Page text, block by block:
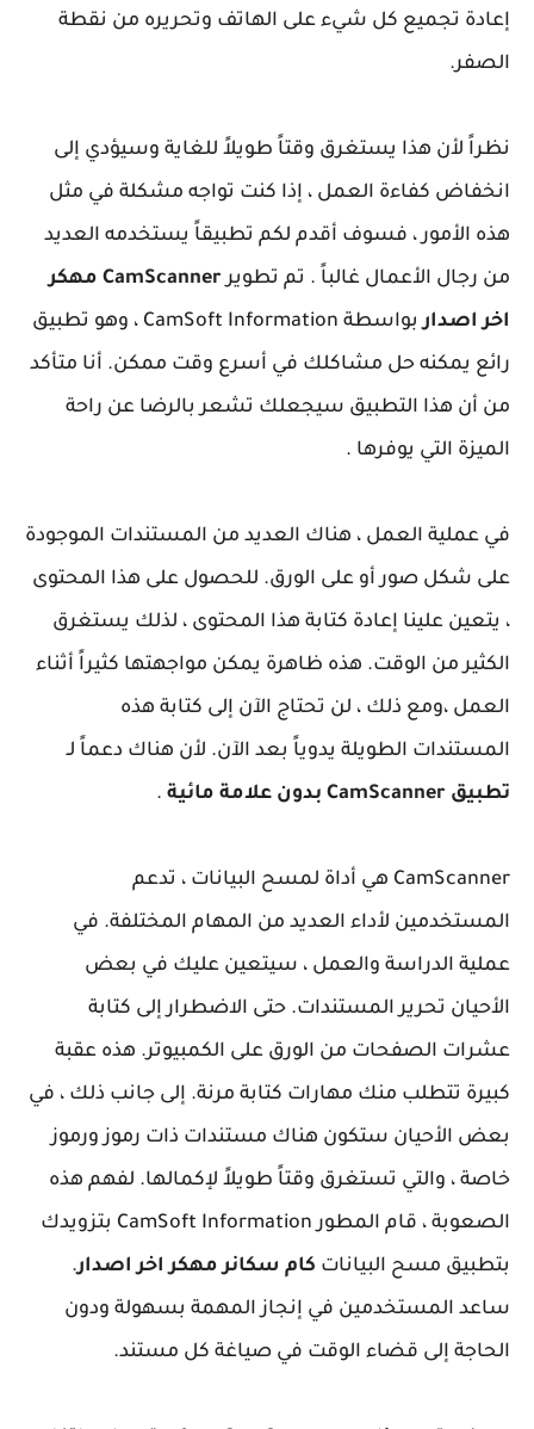
إعادة تجميع كل شيء على الهاتف وتحريره من نقطة
الصفر.
نظراً لأن هذا يستغرق وقتاً طويلاً للغاية وسيؤدي إلى
انخفاض كفاءة العمل ، إذا كنت تواجه مشكلة في مثل
هذه الأمور ، فسوف أقدم لكم تطبيقاً يستخدمه العديد
من رجال الأعمال غالباً . تم تطوير
CamScanner مهكر
اخر اصدار
بواسطة CamSoft Information ، وهو تطبيق
رائع يمكنه حل مشاكلك في أسرع وقت ممكن. أنا متأكد
من أن هذا التطبيق سيجعلك تشعر بالرضا عن راحة
الميزة التي يوفرها .
في عملية العمل ، هناك العديد من المستندات الموجودة
على شكل صور أو على الورق. للحصول على هذا المحتوى
، يتعين علينا إعادة كتابة هذا المحتوى ، لذلك يستغرق
الكثير من الوقت. هذه ظاهرة يمكن مواجهتها كثيراً أثناء
العمل ،ومع ذلك ، لن تحتاج الآن إلى كتابة هذه
المستندات الطويلة يدوياً بعد الآن. لأن هناك دعماً لـ
تطبيق CamScanner بدون علامة مائية
.
CamScanner هي أداة لمسح البيانات ، تدعم
المستخدمين لأداء العديد من المهام المختلفة. في
عملية الدراسة والعمل ، سيتعين عليك في بعض
الأحيان تحرير المستندات. حتى الاضطرار إلى كتابة
عشرات الصفحات من الورق على الكمبيوتر. هذه عقبة
كبيرة تتطلب منك مهارات كتابة مرنة. إلى جانب ذلك ، في
بعض الأحيان ستكون هناك مستندات ذات رموز ورموز
خاصة ، والتي تستغرق وقتاً طويلاً لإكمالها. لفهم هذه
الصعوبة ، قام المطور CamSoft Information بتزويدك
بتطبيق مسح البيانات كام سكانر مهكر اخر اصدار.
ساعد المستخدمين في إنجاز المهمة بسهولة ودون
الحاجة إلى قضاء الوقت في صياغة كل مستند.